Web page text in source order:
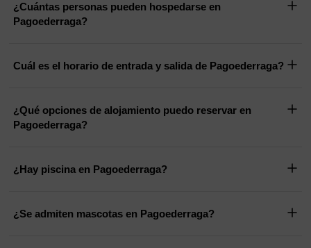
¿Cuántas personas pueden hospedarse en
Pagoederraga?
Cuál es el horario de entrada y salida de Pagoederraga?
¿Qué opciones de alojamiento puedo reservar en
Pagoederraga?
¿Hay piscina en Pagoederraga?
¿Se admiten mascotas en Pagoederraga?